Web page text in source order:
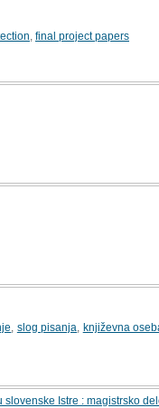
final project papers
slog pisanja književna
Istre : magistrsko